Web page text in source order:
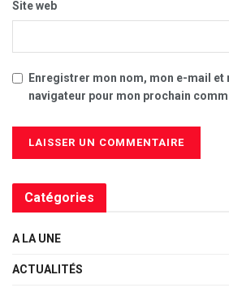
Site web
Enregistrer mon nom, mon e-mail et
navigateur pour mon prochain
Catégories
A LA UNE
ACTUALITÉS